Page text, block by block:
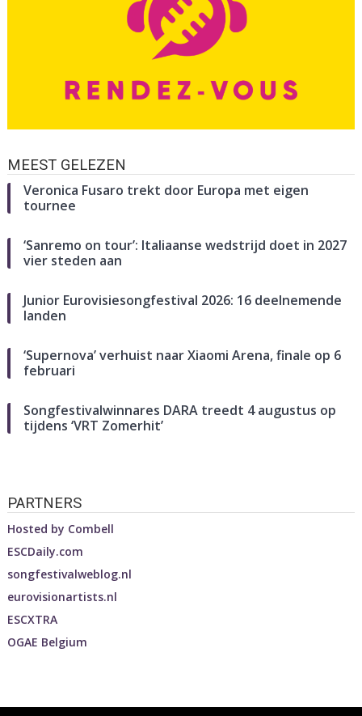
MEEST GELEZEN
Veronica Fusaro trekt door Europa met eigen
tournee
‘Sanremo on tour’: Italiaanse wedstrijd doet in 2027
vier steden aan
Junior Eurovisiesongfestival 2026: 16 deelnemende
landen
‘Supernova’ verhuist naar Xiaomi Arena, finale op 6
februari
Songfestivalwinnares DARA treedt 4 augustus op
tijdens ‘VRT Zomerhit’
PARTNERS
Hosted by Combell
ESCDaily.com
songfestivalweblog.nl
eurovisionartists.nl
ESCXTRA
OGAE Belgium